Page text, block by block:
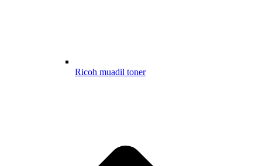
Ricoh muadil toner